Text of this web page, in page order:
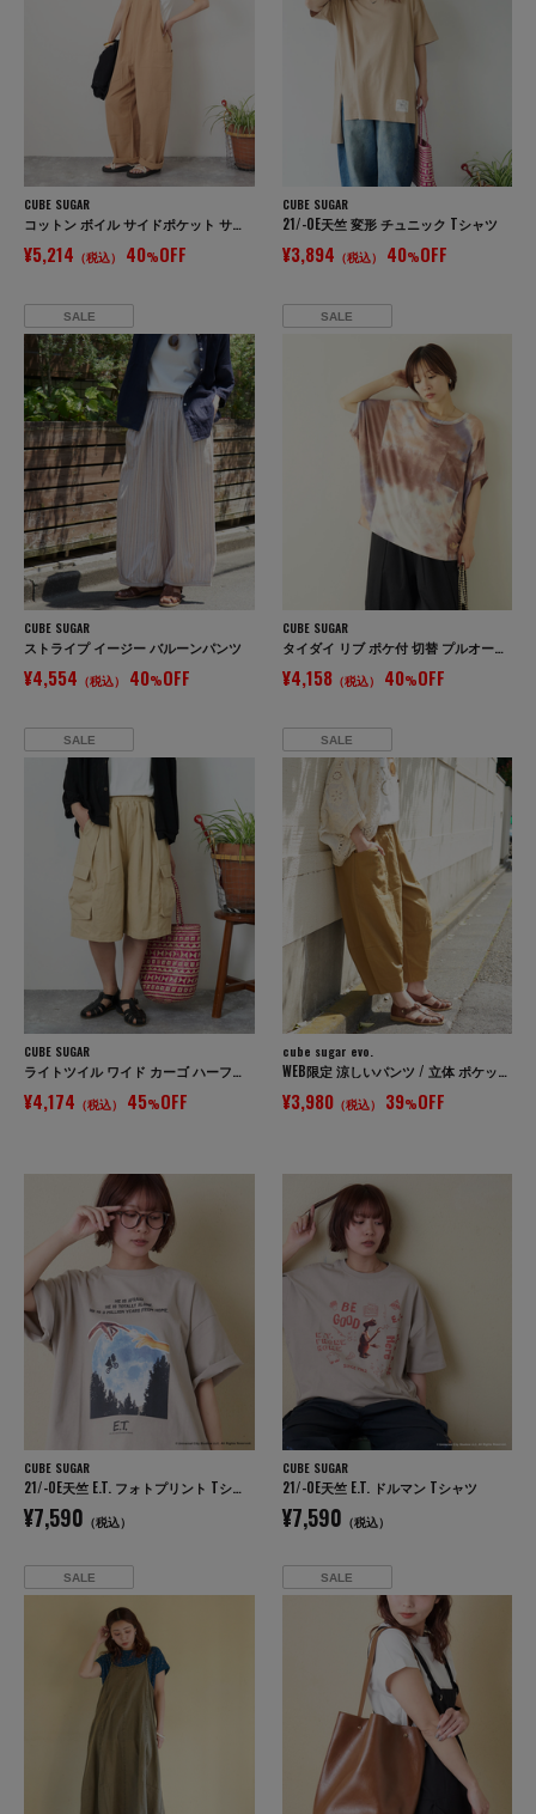
CUBE SUGAR
コットン ボイル サイドポケット サロペット パンツ
¥5,214 （税込） 40%OFF
CUBE SUGAR
21/-OE天竺 変形 チュニック Tシャツ
¥3,894 （税込） 40%OFF
SALE
CUBE SUGAR
ストライプ イージー バルーンパンツ
¥4,554 （税込） 40%OFF
SALE
CUBE SUGAR
タイダイ リブ ポケ付 切替 プルオーバー Tシャツ
¥4,158（税込） 40%OFF
SALE
CUBE SUGAR
ライトツイル ワイド カーゴ ハーフパンツ
¥4,174 （税込） 45%OFF
SALE
cube sugar evo.
WEB限定 涼しいパンツ / 立体 ポケット イージー コクーンパンツ
¥3,980（税込） 39%OFF
CUBE SUGAR
21/-OE天竺 E.T. フォトプリント Tシャツ
¥7,590 （税込）
CUBE SUGAR
21/-OE天竺 E.T. ドルマン Tシャツ
¥7,590 （税込）
SALE SALE